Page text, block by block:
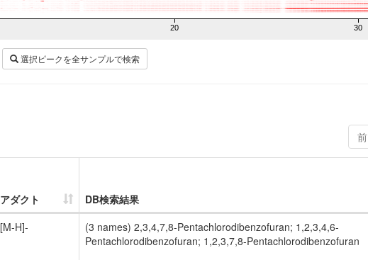
20 30
選択ピークを全サンプルで検索
前
アダクト DB検索結果
[M-H]-
(3 names) 2,3,4,7,8-Pentachlorodibenzofuran; 1,2,3,4,6-
Pentachlorodibenzofuran; 1,2,3,7,8-Pentachlorodibenzofuran